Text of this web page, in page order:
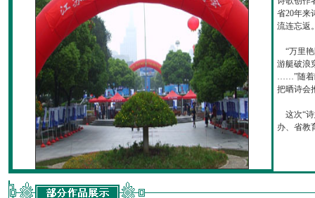
省20年来
流连忘返
“万里艳
游艇破浪
……”随着
把晒诗会
这次“诗
办、省教